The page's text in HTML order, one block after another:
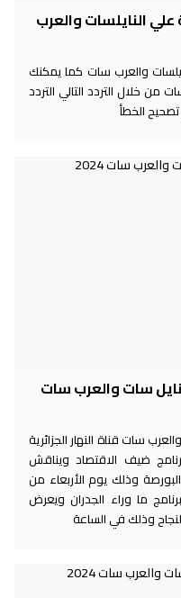
علي النايلسات والعرب
والعرب سات كما يمكنك
من خلال التردد التالي التردد
الخطأ
سات والعرب سات
سات قناة النهار الجزائرية
ضيف الاقتصاد ويناقش
وذلك يوم الأربعاء من
ما وراء الجدران ويعرض
وذلك في الساعة